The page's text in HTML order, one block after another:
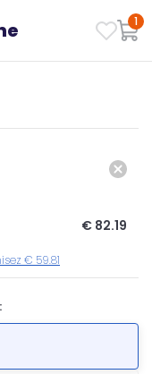
1
€ 82.19
€ 59.81